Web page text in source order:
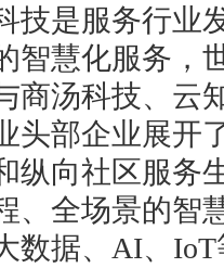
是服务行业发
智慧化服务，
商汤科技、云
头部企业展开
纵向社区服务
、全场景的智
据、AI、IoT